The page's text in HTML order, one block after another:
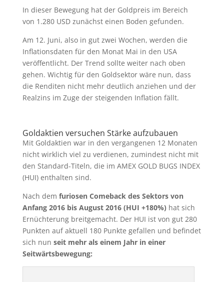
In dieser Bewegung hat der Goldpreis im Bereich
von 1.280 USD zunächst einen Boden gefunden.
Am 12. Juni, also in gut zwei Wochen, werden die
Inflationsdaten für den Monat Mai in den USA
veröffentlicht. Der Trend sollte weiter nach oben
gehen. Wichtig für den Goldsektor wäre nun, dass
die Renditen nicht mehr deutlich anziehen und der
Realzins im Zuge der steigenden Inflation fällt.
Goldaktien versuchen Stärke aufzubauen
Mit Goldaktien war in den vergangenen 12 Monaten
nicht wirklich viel zu verdienen, zumindest nicht mit
den Standard-Titeln, die im AMEX GOLD BUGS INDEX
(HUI) enthalten sind.
Nach dem furiosen Comeback des Sektors von
Anfang 2016 bis August 2016 (HUI +180%) hat sich
Ernüchterung breitgemacht. Der HUI ist von gut 280
Punkten auf aktuell 180 Punkte gefallen und befindet
sich nun seit mehr als einem Jahr in einer
Seitwärtsbewegung: